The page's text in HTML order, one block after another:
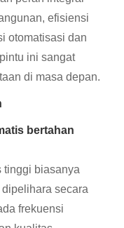
efisiensi
otomatisasi dan
ini sangat
di masa depan.
bertahan
tinggi biasanya
dipelihara secara
frekuensi